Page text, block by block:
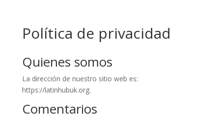
Política de privacidad
Quienes somos
La dirección de nuestro sitio web es:
https://latinhubuk.org.
Comentarios